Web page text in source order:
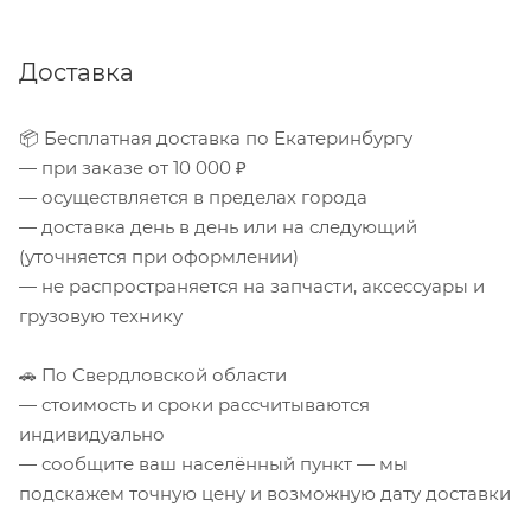
Доставка
📦 Бесплатная доставка по Екатеринбургу
— при заказе от 10 000 ₽
— осуществляется в пределах города
— доставка день в день или на следующий
(уточняется при оформлении)
— не распространяется на запчасти, аксессуары и
грузовую технику
🚗 По Свердловской области
— стоимость и сроки рассчитываются
индивидуально
— сообщите ваш населённый пункт — мы
подскажем точную цену и возможную дату доставки